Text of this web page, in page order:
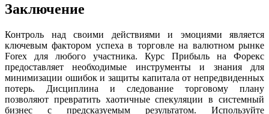
Заключение
Контроль над своими действиями и эмоциями является
ключевым фактором успеха в торговле на валютном рынке
Forex для любого участника. Курс Прибыль на Форекс
предоставляет необходимые инструменты и знания для
минимизации ошибок и защиты капитала от непредвиденных
потерь. Дисциплина и следование торговому плану
позволяют превратить хаотичные спекуляции в системный
бизнес с предсказуемым результатом. Используйте